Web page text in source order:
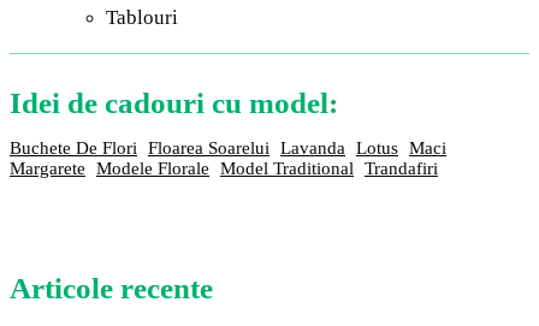
Tablouri
Idei de cadouri cu model:
Buchete De Flori Floarea Soarelui Lavanda Lotus Maci
Margarete
Modele Florale Model Traditional Trandafiri
Articole recente